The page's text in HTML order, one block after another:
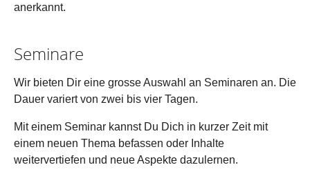
anerkannt.
Seminare
Wir bieten Dir eine grosse Auswahl an Seminaren an. Die
Dauer variert von zwei bis vier Tagen.
Mit einem Seminar kannst Du Dich in kurzer Zeit mit
einem neuen Thema befassen oder Inhalte
weitervertiefen und neue Aspekte dazulernen.